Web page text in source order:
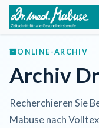
Zum Inhalt springen
ONLINE-ARCHIV
Archiv
Recherchieren Sie
Mabuse nach